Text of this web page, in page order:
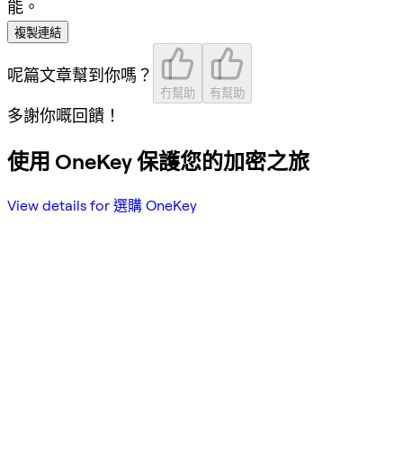
能。
複製連結
呢篇文章幫到你嗎？
冇幫助 有幫助
多謝你嘅回饋！
使用 OneKey 保護您的加密之旅
View details for 選購 OneKey